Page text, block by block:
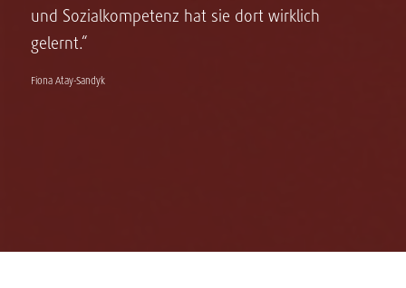
und Sozialkompetenz hat sie dort wirklich
gelernt.“
Fiona Atay-Sandyk